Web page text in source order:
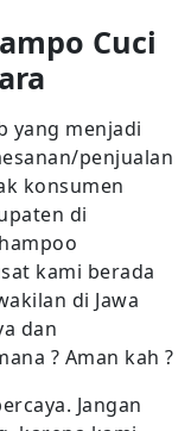
Cuci
yang menjadi
penjualan
konsumen
di
kami berada
di Jawa
dan
? Aman kah ?
Jangan